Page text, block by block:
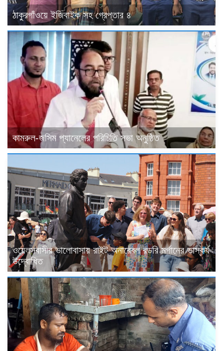
ঠাকুরগাঁওয়ে ইজিবাইক সহ গ্রেপ্তার ৪
কামরুল-জসিম প্যানেলের পরিচিতি সভা অনুষ্ঠিত
ওয়েলসবাসীর ভালোবাসায় রাইট অনারেবল রডরি মর্গানের ভাস্কর্য
উদ্বোধিত